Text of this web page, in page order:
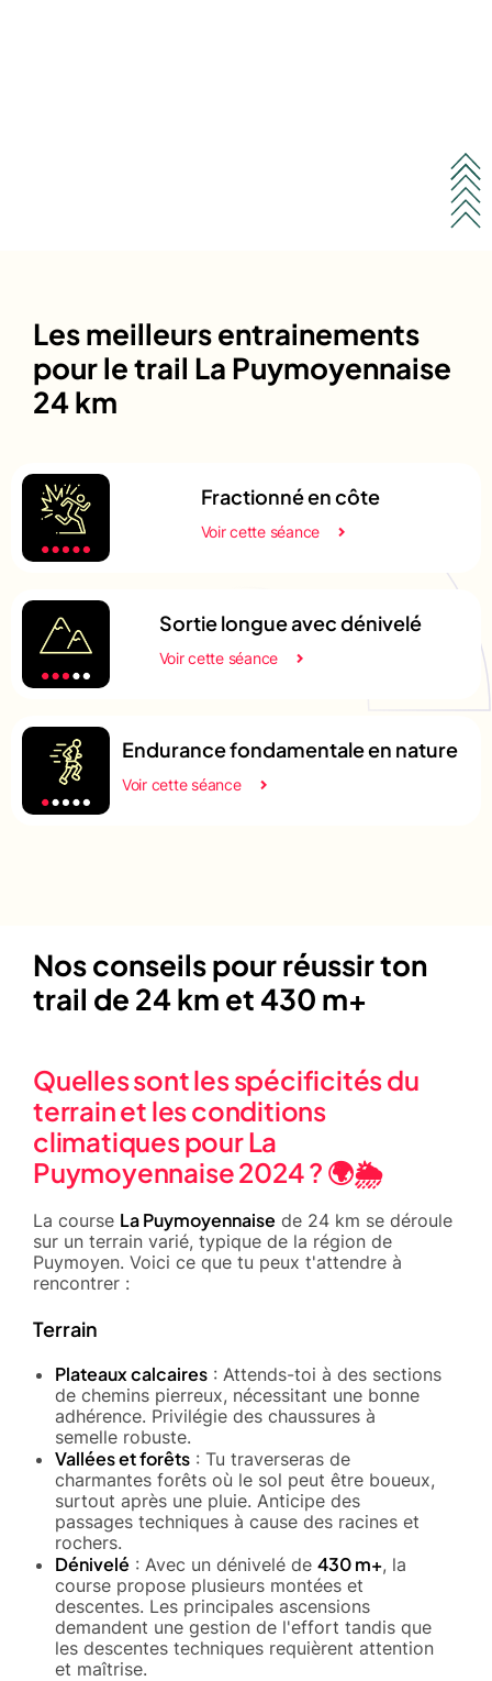
Les meilleurs entrainements
pour le trail La Puymoyennaise
24 km
Fractionné en côte
Voir cette séance
Sortie longue avec dénivelé
Voir cette séance
Endurance fondamentale en nature
Voir cette séance
Nos conseils pour réussir ton
trail de 24 km et 430 m+
Quelles sont les spécificités du
terrain et les conditions
climatiques pour La
Puymoyennaise 2024 ? 🌍🌦️
La course La Puymoyennaise de 24 km se déroule
sur un terrain varié, typique de la région de
Puymoyen. Voici ce que tu peux t'attendre à
rencontrer :
Terrain
Plateaux calcaires : Attends-toi à des sections
de chemins pierreux, nécessitant une bonne
adhérence. Privilégie des chaussures à
semelle robuste.
Vallées et forêts : Tu traverseras de
charmantes forêts où le sol peut être boueux,
surtout après une pluie. Anticipe des
passages techniques à cause des racines et
rochers.
Dénivelé : Avec un dénivelé de 430 m+, la
course propose plusieurs montées et
descentes. Les principales ascensions
demandent une gestion de l'effort tandis que
les descentes techniques requièrent attention
et maîtrise.